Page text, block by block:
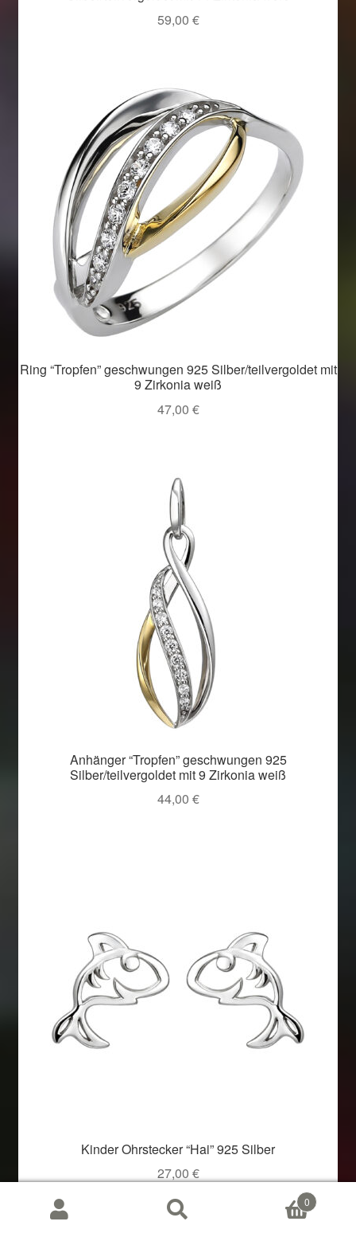
59,00 €
Ring “Tropfen” geschwungen 925 Silber/teilvergoldet mit
9 Zirkonia weiß
47,00 €
Anhänger “Tropfen” geschwungen 925
Silber/teilvergoldet mit 9 Zirkonia weiß
44,00 €
Kinder Ohrstecker “Hai” 925 Silber
27,00 €
Suchen
0